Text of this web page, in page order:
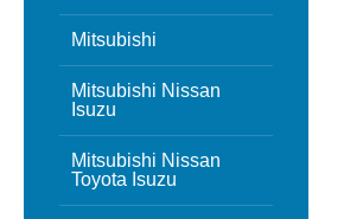
Mitsubishi
Mitsubishi Nissan
Isuzu
Mitsubishi Nissan
Toyota Isuzu